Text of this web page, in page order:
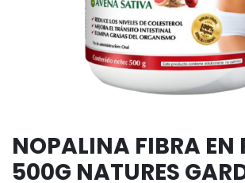
NOPALINA FIBRA EN
500G NATURES